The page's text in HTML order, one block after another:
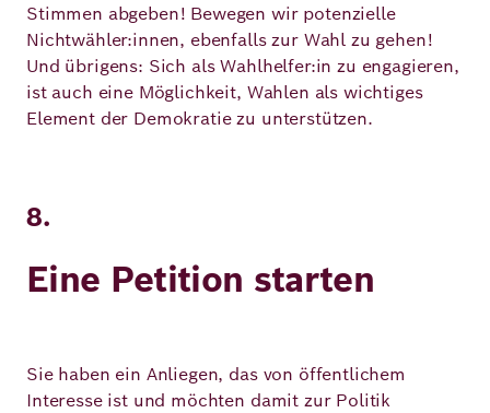
Stimmen abgeben! Bewegen wir potenzielle
Nichtwähler:innen, ebenfalls zur Wahl zu gehen!
Und übrigens: Sich als Wahlhelfer:in zu engagieren,
ist auch eine Möglichkeit, Wahlen als wichtiges
Element der Demokratie zu unterstützen.
8.
Eine Petition starten
Sie haben ein Anliegen, das von öffentlichem
Interesse ist und möchten damit zur Politik